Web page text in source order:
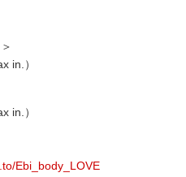
in.）
in.）
Ebi_body_LOVE